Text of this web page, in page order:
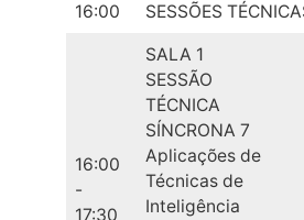
16:00
SESSÕES
16:00
-
17:30
SALA 1
SESSÃO
TÉCNICA
SÍNCRONA 7
Aplicações de
Técnicas de
Inteligência